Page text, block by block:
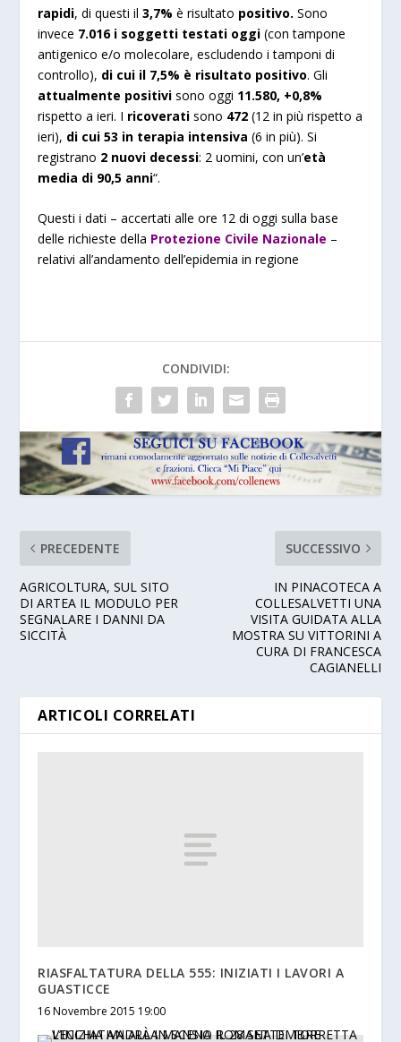
rapidi, di questi il3,7% è risultato positivo. Sono
invece 7.016 i soggetti testati oggi (con tampone
antigenico e/o molecolare, escludendo i tamponi di
controllo), di cui il 7,5% è risultato positivo. Gli
attualmente positivi sono oggi 11.580, +0,8%
rispetto a ieri. I ricoverati sono 472 (12 in più rispetto a
ieri), di cui 53 in terapia intensiva (6 in più). Si
registrano 2 nuovi decessi: 2 uomini, con un’età
media di 90,5 anni“.
Questi i dati – accertati alle ore 12 di oggi sulla base
delle richieste della Protezione Civile Nazionale –
relativi all’andamento dell’epidemia in regione
CONDIVIDI:
PRECEDENTE
AGRICOLTURA, SUL SITO
DI ARTEA IL MODULO PER
SEGNALARE I DANNI DA
SICCITÀ
SUCCESSIVO
IN PINACOTECA A
COLLESALVETTI UNA
VISITA GUIDATA ALLA
MOSTRA SU VITTORINI A
CURA DI FRANCESCA
CAGIANELLI
ARTICOLI CORRELATI
RIASFALTATURA DELLA 555: INIZIATI I LAVORI A
GUASTICCE
16 Novembre 2015 19:00